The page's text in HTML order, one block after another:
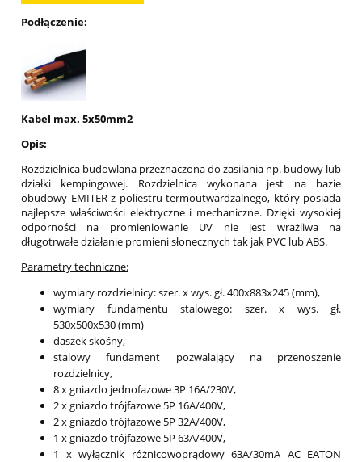
Podłączenie:
Kabel max. 5x50mm2
Opis:
Rozdzielnica budowlana przeznaczona do zasilania np. budowy lub
działki kempingowej. Rozdzielnica wykonana jest na bazie
obudowy EMITER z poliestru termoutwardzalnego, który posiada
najlepsze właściwości elektryczne i mechaniczne. Dzięki wysokiej
odporności na promieniowanie UV nie jest wrażliwa na
długotrwałe działanie promieni słonecznych tak jak PVC lub ABS.
Parametry techniczne:
wymiary rozdzielnicy: szer. x wys. gł. 400x883x245 (mm),
wymiary fundamentu stalowego: szer. x wys. gł.
530x500x530 (mm)
daszek skośny,
stalowy fundament pozwalający na przenoszenie
rozdzielnicy,
8 x gniazdo jednofazowe 3P 16A/230V,
2 x gniazdo trójfazowe 5P 16A/400V,
2 x gniazdo trójfazowe 5P 32A/400V,
1 x gniazdo trójfazowe 5P 63A/400V,
1 x wyłącznik różnicowoprądowy 63A/30mA AC EATON